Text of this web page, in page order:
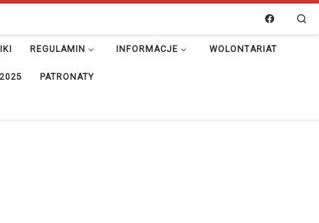
REGULAMIN INFORMACJE WOLONTARIAT
PATRONATY